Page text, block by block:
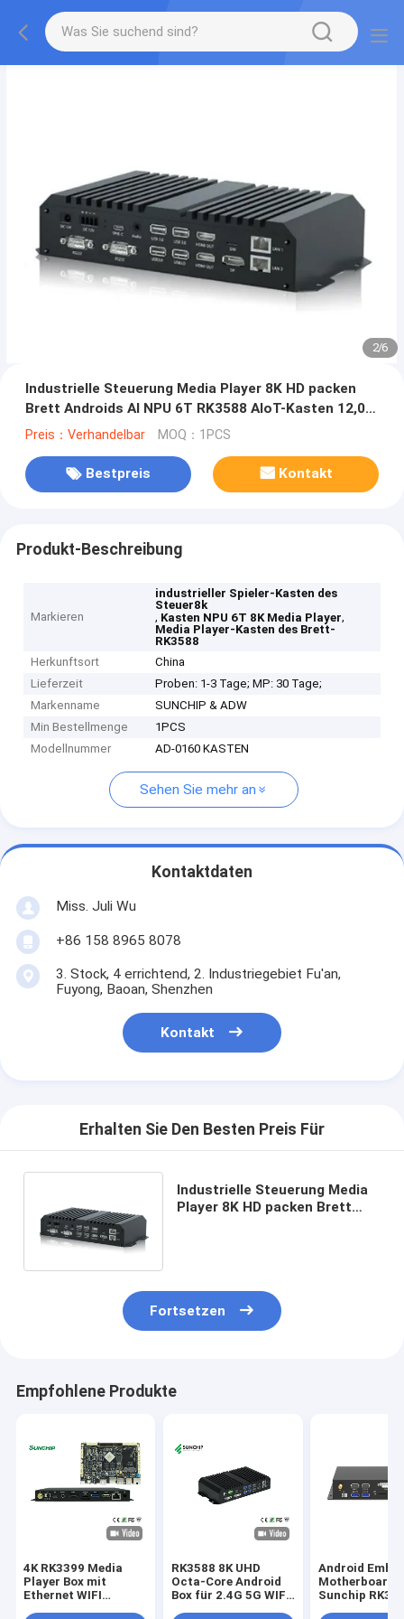
2/6
Industrielle Steuerung Media Player 8K HD packen
Brett Androids AI NPU 6T RK3588 AIoT-Kasten 12,0
ein
Preis：Verhandelbar MOQ：1PCS
Bestpreis Kontakt
Produkt-Beschreibung
Markieren
industrieller Spieler-Kasten des
Steuer8k
, Kasten NPU 6T 8K Media Player,
Media Player-Kasten des Brett-
RK3588
Herkunftsort
China
Lieferzeit
Proben: 1-3 Tage; MP: 30 Tage;
Markenname
SUNCHIP & ADW
Min Bestellmenge
1PCS
Modellnummer
AD-0160 KASTEN
Sehen Sie mehr an
Kontaktdaten
Miss. Juli Wu
+86 158 8965 8078
3. Stock, 4 errichtend, 2. Industriegebiet Fu'an,
Fuyong, Baoan, Shenzhen
Kontakt
Erhalten Sie Den Besten Preis Für
Industrielle Steuerung Media
Player 8K HD packen Brett
Fortsetzen
Empfohlene Produkte
4K RK3399 Media
Player Box mit
Ethernet WIFI
RK3588 8K UHD
Octa-Core Android
Box für 2.4G 5G WIFI
Android
Motherboard
Sunchip